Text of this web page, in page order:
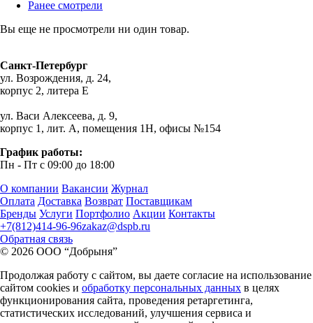
Ранее смотрели
Вы еще не просмотрели ни один товар.
Санкт-Петербург
ул. Возрождения, д. 24,
корпус 2, литера Е
ул. Васи Алексеева, д. 9,
корпус 1, лит. А, помещения 1H, офисы №154
График работы:
Пн - Пт с 09:00 до 18:00
О компании Вакансии Журнал
Оплата Доставка Возврат Поставщикам
Бренды Услуги Портфолио Акции Контакты
+7(812)414-96-96zakaz@dspb.ru
Обратная связь
© 2026 ООО “Добрыня”
Продолжая работу с сайтом, вы даете согласие на использование
сайтом cookies и обработку персональных данных в целях
функционирования сайта, проведения ретаргетинга,
статистических исследований, улучшения сервиса и